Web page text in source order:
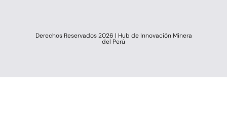
Derechos Reservados 2026 | Hub de Innovación Minera
del Perú